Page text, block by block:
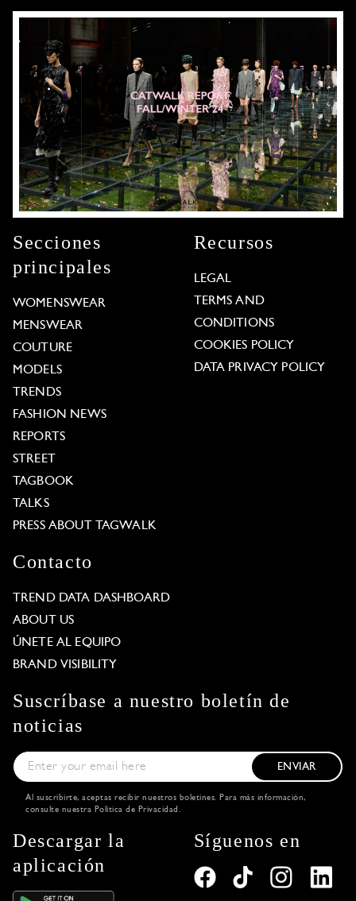
Secciones
principales
WOMENSWEAR
MENSWEAR
COUTURE
MODELS
TRENDS
FASHION NEWS
REPORTS
STREET
TAGBOOK
TALKS
PRESS ABOUT TAGWALK
Recursos
LEGAL
TERMS AND
CONDITIONS
COOKIES POLICY
DATA PRIVACY POLICY
Contacto
TREND DATA DASHBOARD
ABOUT US
ÚNETE AL EQUIPO
BRAND VISIBILITY
Suscríbase a nuestro boletín de
noticias
ENVIAR
Al suscribirte, aceptas recibir nuestros boletines. Para más información,
consulte nuestra Política de Privacidad .
Descargar la
aplicación
Síguenos en